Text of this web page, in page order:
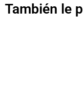
También le